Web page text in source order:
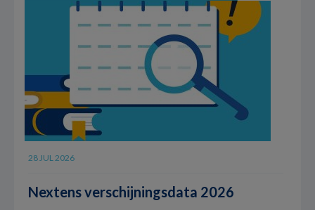
28 JUL 2026
Nextens verschijningsdata 2026